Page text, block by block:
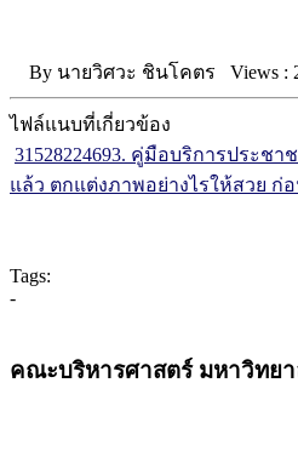
By นายวิศวะ ชินโคตร Views :
ไฟล์แนบที่เกี่ยวข้อง
31528224693. คู่มือบริการประช
แล้ว ตกแต่งภาพอย่างไรให้สวย ก่อ
Tags:
-
คณะบริหารศาสตร์ มหาวิทย